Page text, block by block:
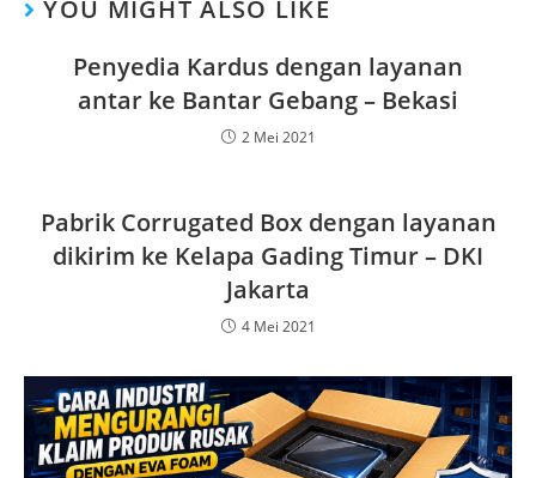
YOU MIGHT ALSO LIKE
Penyedia Kardus dengan layanan
antar ke Bantar Gebang – Bekasi
2 Mei 2021
Pabrik Corrugated Box dengan layanan
dikirim ke Kelapa Gading Timur – DKI
Jakarta
4 Mei 2021